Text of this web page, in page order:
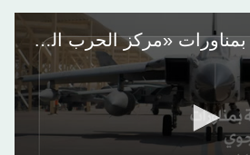
مشاركة سعودية بمناورات «مركز الحرب الجوي الصاروخي» بالإمارات